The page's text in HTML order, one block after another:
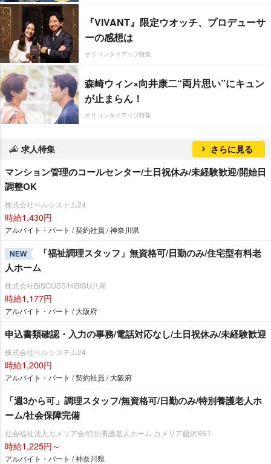
『VIVANT』限定ウオッチ、プロデューサ
ーの感想は
オリコンタイアップ特集
森崎ウィン×向井康二“両片思い”にキュン
が止まらん！
オリコンタイアップ特集
求人特集 さらに見る
マンション管理のコールセンター/土日祝休み/未経験歓迎/開始日
調整OK
株式会社ベルシステム24
時給1,430円
アルバイト・パート / 契約社員 / 神奈川県
NEW
「福祉調理スタッフ」無資格可/日勤のみ/住宅型有料老
人ホーム
株式会社BISCUSS/HIBISU八尾
時給1,177円
アルバイト・パート / 大阪府
申込書類確認・入力の事務/電話対応なし/土日祝休み/未経験歓迎
株式会社ベルシステム24
時給1,200円
アルバイト・パート / 契約社員 / 大阪府
「週3から可」調理スタッフ/無資格可/日勤のみ/特別養護老人ホ
ーム/社会保障完備
社会福祉法人カメリア会/特別養護老人ホーム カメリア藤沢SST
時給1,225円～
アルバイト・パート / 神奈川県